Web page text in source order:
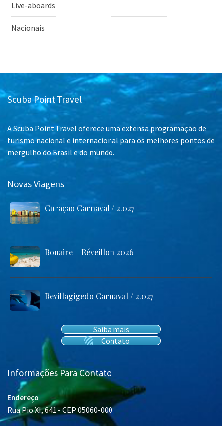
Live-aboards
Nacionais
Scuba Point Travel
A Scuba Point Travel oferece uma extensa programação de
turismo nacional e internacional para os melhores pontos de
mergulho do Brasil e do mundo.
Novas Viagens
Curaçao Carnaval / 2.027
Bonaire – Réveillon 2026
Revillagigedo Carnaval / 2.027
Saiba mais
Contato
Informações Para Contato
Endereço
Rua Pio XI, 641 - CEP 05060-000